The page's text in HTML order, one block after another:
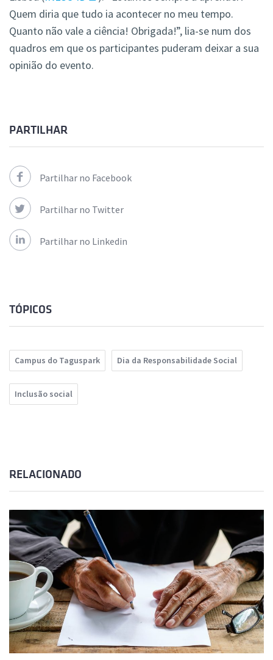
Quem diria que tudo ia acontecer no meu tempo.
Quanto não vale a ciência! Obrigada!”, lia-se num dos
quadros em que os participantes puderam deixar a sua
opinião do evento.
PARTILHAR
Partilhar no Facebook
Partilhar no Twitter
Partilhar no Linkedin
TÓPICOS
Campus do Taguspark Dia da Responsabilidade Social
Inclusão social
RELACIONADO